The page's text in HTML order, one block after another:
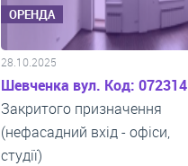
ОРЕНДА
28.10.2025
Шевченка вул. Код: 072314
Закритого призначення
(нефасадний вхід - офіси,
студії)